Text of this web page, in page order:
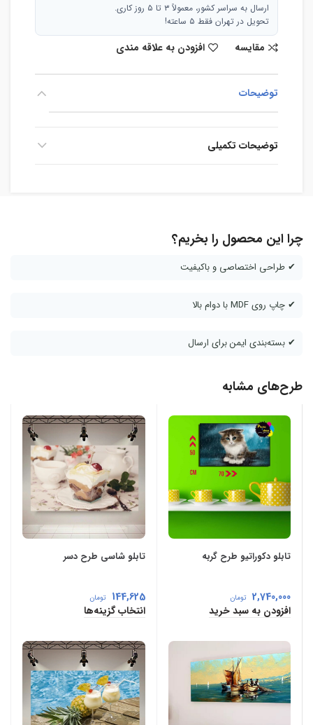
ارسال به سراسر کشور، معمولاً ۳ تا ۵ روز کاری.
تحویل در تهران فقط ۵ ساعته!
مقایسه افزودن به علاقه مندی
توضیحات
توضیحات تکمیلی
چرا این محصول را بخریم؟
✔ طراحی اختصاصی و باکیفیت
✔ چاپ روی MDF با دوام بالا
✔ بسته‌بندی ایمن برای ارسال
طرح‌های مشابه
تابلو دکوراتیو طرح گربه
2,740,000 تومان
افزودن به سبد خرید
تابلو شاسی طرح دسر
144,625 تومان
انتخاب گزینه‌ها